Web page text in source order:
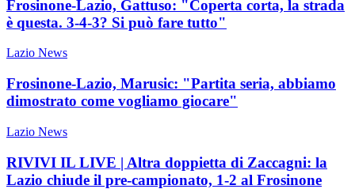
Frosinone-Lazio, Gattuso: "Coperta corta, la strada
è questa. 3-4-3? Si può fare tutto"
Lazio News
Frosinone-Lazio, Marusic: "Partita seria, abbiamo
dimostrato come vogliamo giocare"
Lazio News
RIVIVI IL LIVE | Altra doppietta di Zaccagni: la
Lazio chiude il pre-campionato, 1-2 al Frosinone